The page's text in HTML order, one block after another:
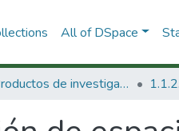
All of DSpace
1.1 Productos de investigación